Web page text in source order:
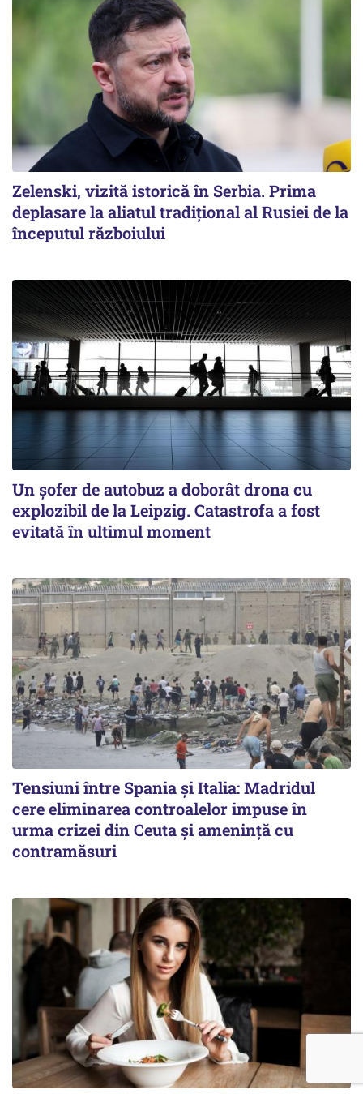
Zelenski, vizită istorică în Serbia. Prima
deplasare la aliatul tradițional al Rusiei de la
începutul războiului
Un șofer de autobuz a doborât drona cu
explozibil de la Leipzig. Catastrofa a fost
evitată în ultimul moment
Tensiuni între Spania și Italia: Madridul
cere eliminarea controalelor impuse în
urma crizei din Ceuta și amenință cu
contramăsuri